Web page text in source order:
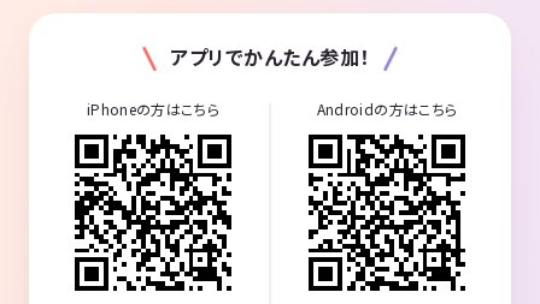
アプリでかんたん参加！
iPhoneの方はこちら Androidの方はこちら